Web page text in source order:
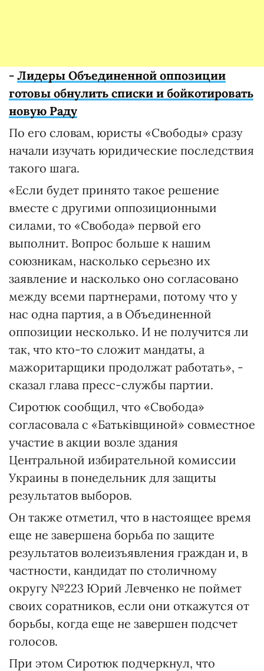
- Лидеры Объединенной оппозиции
готовы обнулить списки и бойкотировать
новую Раду
По его словам, юристы «Свободы» сразу
начали изучать юридические последствия
такого шага.
«Если будет принято такое решение
вместе с другими оппозиционными
силами, то «Свобода» первой его
выполнит. Вопрос больше к нашим
союзникам, насколько серьезно их
заявление и насколько оно согласовано
между всеми партнерами, потому что у
нас одна партия, а в Объединенной
оппозиции несколько. И не получится ли
так, что кто-то сложит мандаты, а
мажоритарщики продолжат работать», -
сказал глава пресс-службы партии.
Сиротюк сообщил, что «Свобода»
согласовала с «Батьківщиной» совместное
участие в акции возле здания
Центральной избирательной комиссии
Украины в понедельник для защиты
результатов выборов.
Он также отметил, что в настоящее время
еще не завершена борьба по защите
результатов волеизъявления граждан и, в
частности, кандидат по столичному
округу №223 Юрий Левченко не поймет
своих соратников, если они откажутся от
борьбы, когда еще не завершен подсчет
голосов.
При этом Сиротюк подчеркнул, что